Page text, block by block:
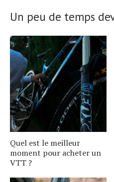
Un peu de temps
Quel est le meilleur
moment pour acheter un
VTT ?